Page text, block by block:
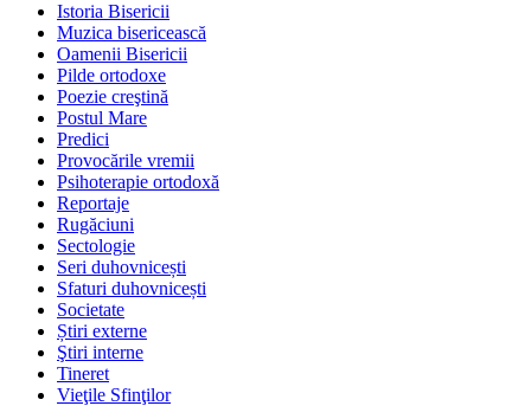
Istoria Bisericii
Muzica bisericească
Oamenii Bisericii
Pilde ortodoxe
Poezie creştină
Postul Mare
Predici
Provocările vremii
Psihoterapie ortodoxă
Reportaje
Rugăciuni
Sectologie
Seri duhovnicești
Sfaturi duhovnicești
Societate
Știri externe
Ştiri interne
Tineret
Vieţile Sfinţilor